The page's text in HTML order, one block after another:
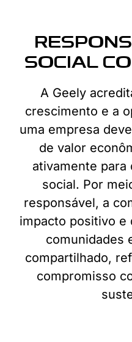
SOCIAL
A Geely
crescimento e a
uma empresa
de valor
ativamente
social. Por
responsável, a
impacto positivo e
comunidades
compartilhado,
compromisso